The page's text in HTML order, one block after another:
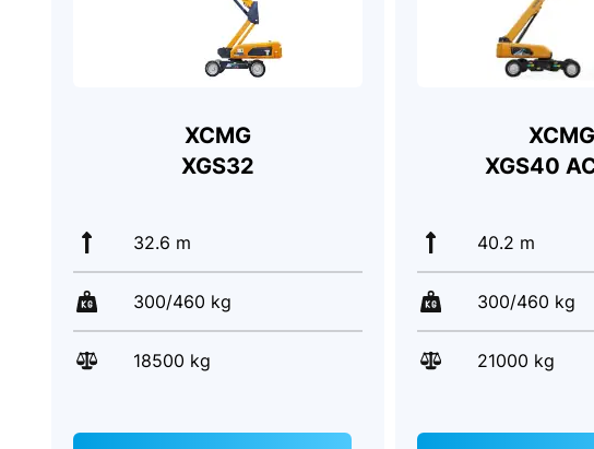
XCMG
XGS32
32.6 m
300/460 kg
18500 kg
XCMG
XGS40
40.2 m
300/460 kg
21000 kg